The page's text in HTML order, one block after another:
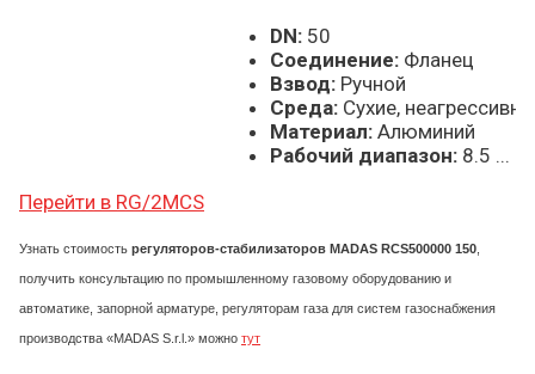
DN:50
Соединение:Фланец
Взвод:Ручной
Среда:Сухие,
Материал:Алюминий
Рабочий диапазон:8.5 ...
Перейти в RG/2MCS
Узнать стоимость регуляторов-стабилизаторов MADAS RCS500000 150
получить консультацию по промышленному газовому оборудованию и
автоматике, запорной арматуре, регуляторам газа для систем газоснабжения
производства «MADAS S.r.l.» можно тут